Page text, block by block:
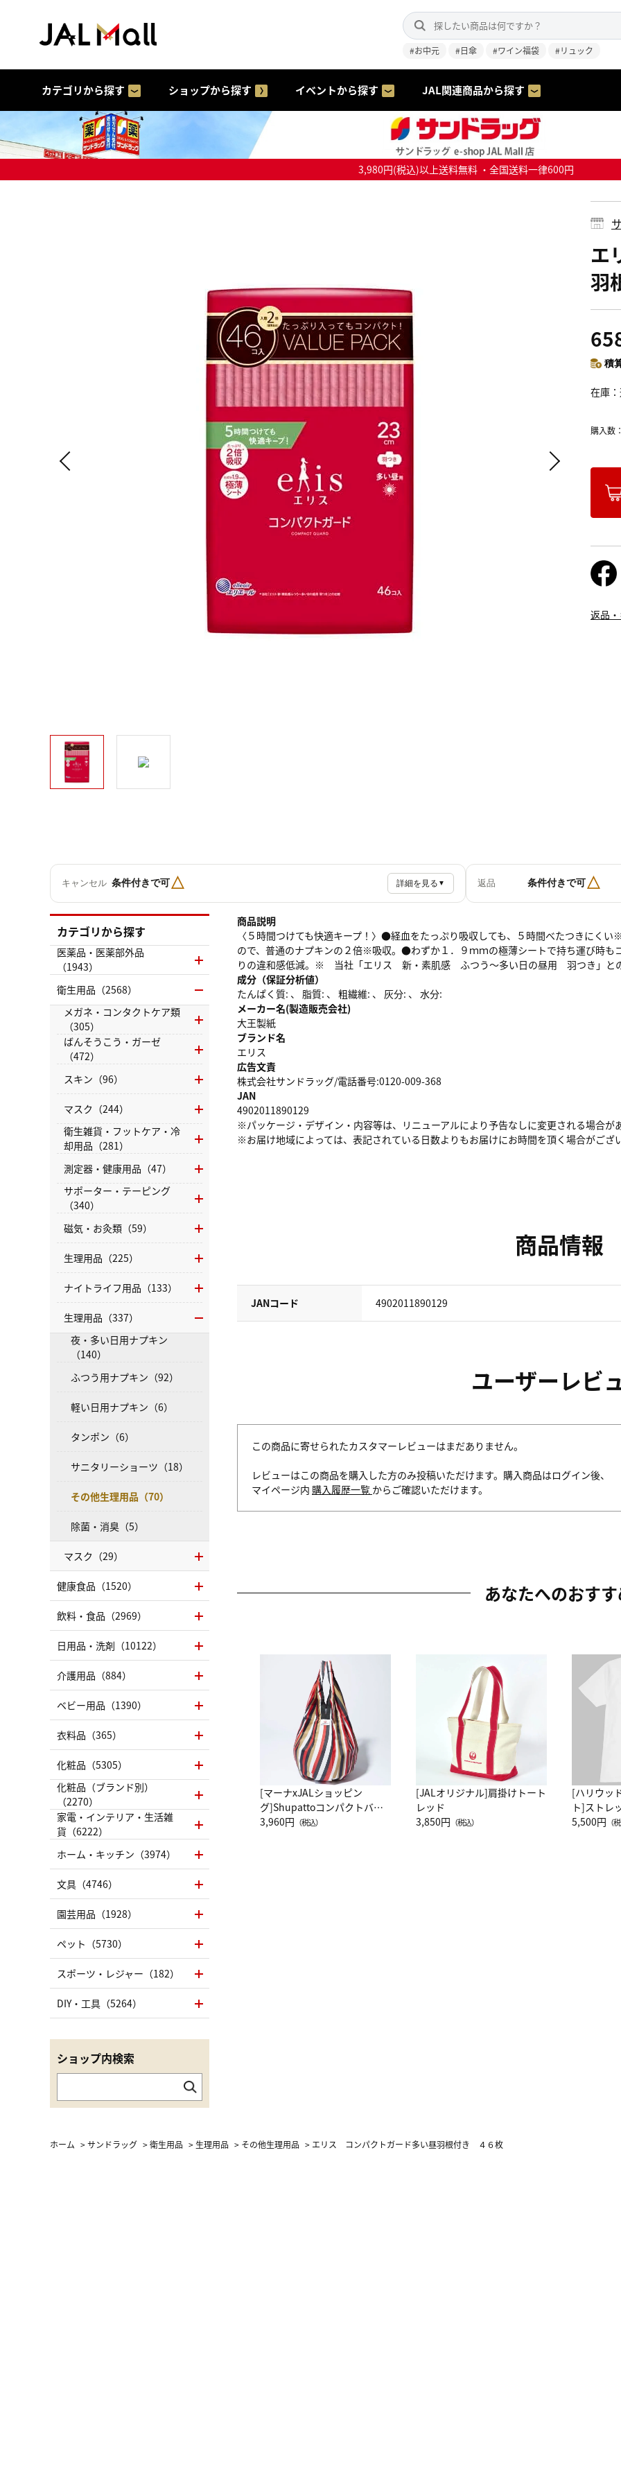
#お中元 #日傘 #ワイン福袋 #リュック
カテゴリから探す ショップから探す イベントから探す JAL関連商品から探す
3,980円(税込)以上送料無料 ・全国送料一律600円
エ
羽
積
在庫
購入数
返品
キャンセル 条件付きで可△ 詳細を見る ▼ 返品 条件付きで可△
商品説明
〈５時間つけても快適キープ！〉●経血をたっぷり吸収しても、５時間べたつきにく
ので、普通のナプキンの２倍※吸収。●わずか１．９ｍｍの極薄シートで持ち運び時
りの違和感低減。※ 当社「エリス 新・素肌感 ふつう～多い日の昼用 羽つき」と
成分（保証分析値）
たんぱく質: 、 脂質: 、 粗繊維: 、 灰分: 、 水分:
メーカー名(製造販売会社)
大王製紙
ブランド名
エリス
広告文責
株式会社サンドラッグ/電話番号:0120-009-368
JAN
4902011890129
※パッケージ・デザイン・内容等は、リニューアルにより予告なしに変更される場合が
※お届け地域によっては、表記されている日数よりもお届けにお時間を頂く場合がござ
商品情報
JANコード 4902011890129
ユーザーレビ
この商品に寄せられたカスタマーレビューはまだありません。
レビューはこの商品を購入した方のみ投稿いただけます。購入商品はログイン後、
マイページ内 購入履歴一覧 からご確認いただけます。
あなたへのおす
[マーナxJALショッピン
グ]Shupattoコンパクトバッ
グ Drop JAL客室乗務員
3,960円 （税込）
[JALオリジナル]肩掛けトート
レッド
3,850円 （税込）
[ハリウッ
ト]ストレ
ーネック
5,500円 （
カテゴリから探す
医薬品・医薬部外品
（1943）
衛生用品（2568）
メガネ・コンタクトケア類
（305）
ばんそうこう・ガーゼ
（472）
スキン（96）
マスク（244）
衛生雑貨・フットケア・冷
却用品（281）
測定器・健康用品（47）
サポーター・テーピング
（340）
磁気・お灸類（59）
生理用品（225）
ナイトライフ用品（133）
生理用品（337）
夜・多い日用ナプキン
（140）
ふつう用ナプキン（92）
軽い日用ナプキン（6）
タンポン（6）
サニタリーショーツ（18）
その他生理用品（70）
除菌・消臭（5）
マスク（29）
健康食品（1520）
飲料・食品（2969）
日用品・洗剤（10122）
介護用品（884）
ベビー用品（1390）
衣料品（365）
化粧品（5305）
化粧品（ブランド別）
（2270）
家電・インテリア・生活雑
貨（6222）
ホーム・キッチン（3974）
文具（4746）
園芸用品（1928）
ペット（5730）
スポーツ・レジャー（182）
DIY・工具（5264）
ショップ内検索
ホーム >サンドラッグ >衛生用品 > 生理用品 > その他生理用品 > エリス コンパクトガード多い昼羽根付き ４６枚